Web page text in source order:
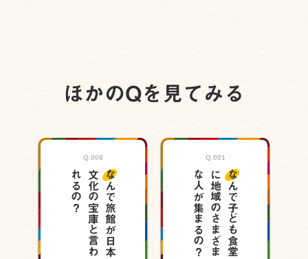
ほかのQを見てみる
Q.008
な
ん
で
旅
館
が
日
本
文
化
の
宝
庫
と
言
わ
れ
る
の
？
Q.008 Q.001
なんで子ども食堂に地域のさまざまな
人が集まるの ？
Q.001